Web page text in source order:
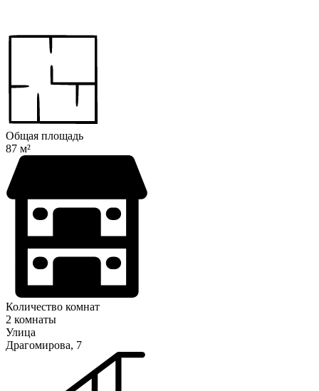
Общая площадь
87 м²
Количество комнат
2 комнаты
Улица
Драгомирова, 7